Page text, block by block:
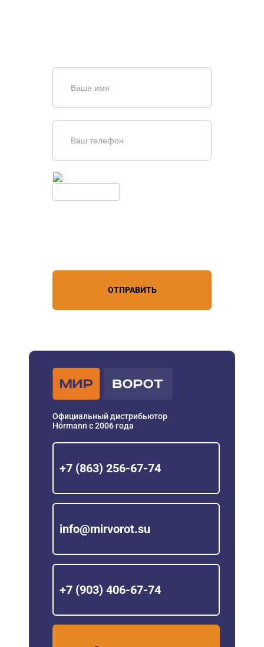
ОТПРАВИТЬ
Официальный дистрибьютор
Hörmann с 2006 года
+7 (863) 256-67-74
info@mirvorot.su
+7 (903) 406-67-74